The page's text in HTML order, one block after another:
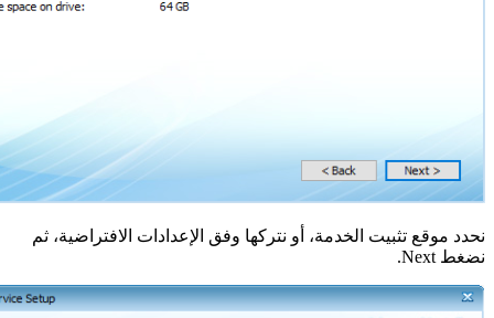
نحدد موقع تثبيت الخدمة، أو نتركها وفق الإعدادات الافتراضية، ثم
نضغط Next.